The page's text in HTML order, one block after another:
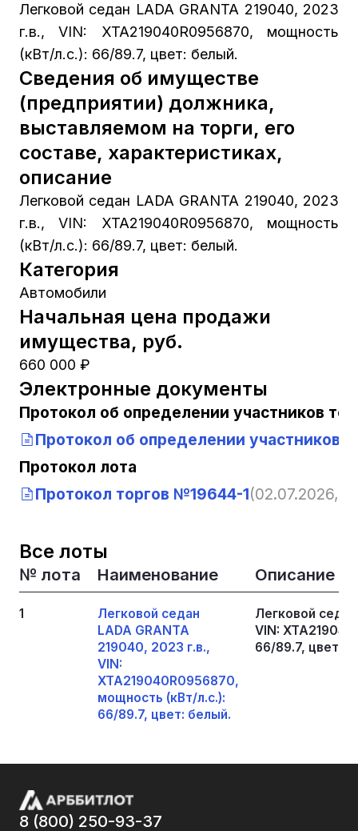
Легковой седан LADA GRANTA 219040, 2023
г.в., VIN: XTA219040R0956870, мощность
(кВт/л.с.): 66/89.7, цвет: белый.
Сведения об имуществе
(предприятии) должника,
выставляемом на торги, его
составе, характеристиках,
описание
Легковой седан LADA GRANTA 219040, 2023
г.в., VIN: XTA219040R0956870, мощность
(кВт/л.с.): 66/89.7, цвет: белый.
Категория
Автомобили
Начальная цена продажи
имущества, руб.
660 000 ₽
Электронные документы
Протокол об определении участников
Протокол об определении участников
Протокол лота
Протокол торгов №19644-1(02.07.2026,
Все лоты
№ лота Наименование Описание
1
Легковой седан
LADA GRANTA
219040, 2023 г.в.,
VIN:
XTA219040R0956870,
мощность (кВт/л.с.):
66/89.7, цвет: белый.
Легковой
VIN:
66/89.7, цвет:
8 (800) 250-93-37